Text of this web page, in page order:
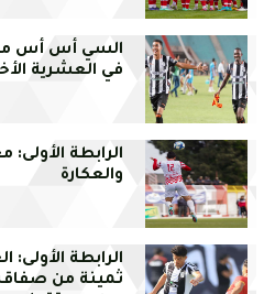
السي أس أس
في العشرية
الرابطة الأولى:
والعكارة
الرابطة
ثمينة من